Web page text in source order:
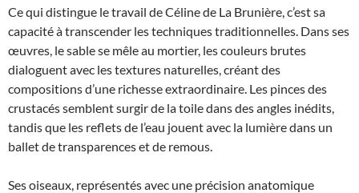
Ce qui distingue le travail de Céline de La Brunière, c’est sa
capacité à transcender les techniques traditionnelles. Dans ses
œuvres, le sable se mêle au mortier, les couleurs brutes
dialoguent avec les textures naturelles, créant des
compositions d’une richesse extraordinaire. Les pinces des
crustacés semblent surgir de la toile dans des angles inédits,
tandis que les reflets de l’eau jouent avec la lumière dans un
ballet de transparences et de remous.
Ses oiseaux, représentés avec une précision anatomique